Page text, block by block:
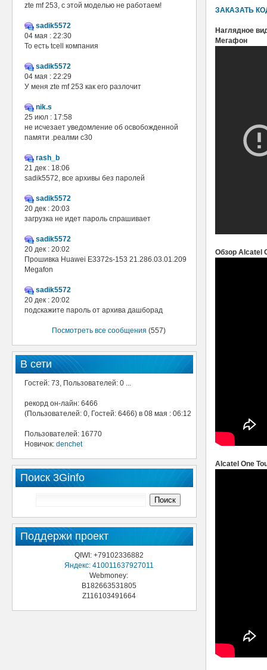
zte mf 253, с этой моделью не работаем!
sadik5572
04 мая : 22:30
То есть tcell компания
sadik5572
04 мая : 22:29
У меня zte mf 253 как его разлочит
nik.s
25 июл : 17:58
не исчезает уведомление об освобожденной
памяти .реалми с30
rash_b
21 дек : 18:06
sadik5572, все архивы без паролей
sadik5572
20 дек : 20:03
загрузка не идет пароль спрашивает
sadik5572
20 дек : 20:02
Прошивка Huawei E3372s-153 21.286.03.01.209
Megafon
sadik5572
20 дек : 20:02
подскажите пароль от архива дашборад
Посмотреть все сообщения (557)
В сети
Гостей: 73, Пользователей: 0 ...
рекорд он-лайн: 6466
(Пользователей: 0, Гостей: 6466) в 08 мая : 06:12
Пользователей: 16770
Новичок: denchet
Поиск 3Ginfo
Поддержи проект
QIWI: +79102336882
Яндекс: 410011637927011
Webmoney:
B182663531805
Z116103491664
ЗАКАЗАТЬ
Наглядное
Мегафон
Обзор Alcatel
Alcatel One